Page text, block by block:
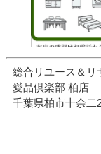
総合リユース＆リ
愛品倶楽部 柏店
千葉県柏市十余二